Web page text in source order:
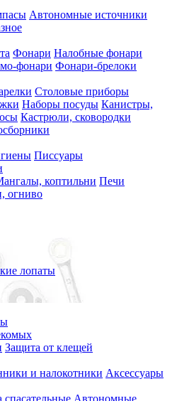
Автономные источники
Фонари Налобные фонари
фонари Фонари-брелоки
Столовые приборы
Наборы посуды Канистры,
Кастрюли, сковородки
Писсуары
коптильни Печи
огниво
лопаты
Защита от клещей
и налокотники Аксессуары